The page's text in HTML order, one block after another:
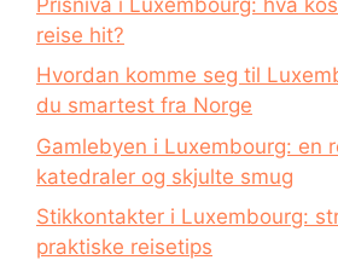
reise hit?
Hvordan komme seg til
du smartest fra Norge
Gamlebyen i Luxembourg: en
katedraler og skjulte smug
Stikkontakter i Luxembourg:
praktiske reisetips